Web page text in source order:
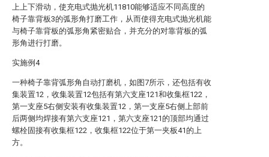
上上下滑动，使充电式抛光机11810能够适应不同高度的
椅子靠背板3的弧形角打磨工作，从而使得充电式抛光机能
与椅子靠背板的弧形角紧密贴合，并充分的对靠背板的弧
形角进行打磨。
实施例4
一种椅子靠背弧形角自动打磨机，如图7所示，还包括有收
集装置12，收集装置12包括有第六支座121和收集框122，
第一支座5右侧安装有收集装置12，第一支座5右侧上部前
后两侧均焊接有第六支座121，第六支座121的顶部均通过
螺栓固接有收集框122，收集框122位于第一夹板41的上
方。